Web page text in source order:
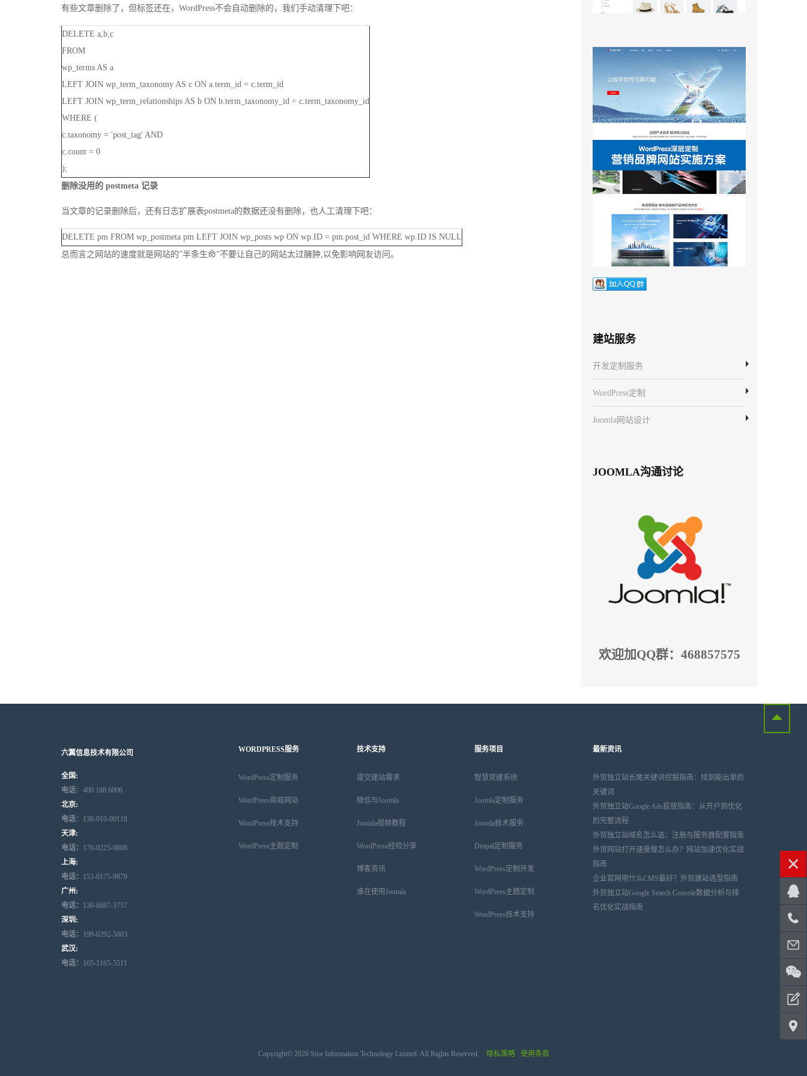
有些文章删除了，但标签还在，WordPress不会自动删除的，我们手动清理下吧：
DELETE a,b,c
FROM
wp_terms AS a
LEFT JOIN wp_term_taxonomy AS c ON a.term_id = c.term_id
LEFT JOIN wp_term_relationships AS b ON b.term_taxonomy_id = c.term_taxonomy_id
WHERE (
c.taxonomy = 'post_tag' AND
c.count = 0
);
删除没用的 postmeta 记录
当文章的记录删除后，还有日志扩展表postmeta的数据还没有删除，也人工清理下吧：
DELETE pm FROM wp_postmeta pm LEFT JOIN wp_posts wp ON wp.ID = pm.post_id WHERE wp.ID IS NULL
总而言之网站的速度就是网站的”半条生命”不要让自己的网站太过臃肿,以免影响网友访问。
建站服务
开发定制服务
WordPress定制
Joomla网站设计
JOOMLA沟通讨论
欢迎加QQ群：468857575
六翼信息技术有限公司
全国:
电话：400 188 6006
北京:
电话：130-010-00118
天津:
电话： 176-0225-9808
上海:
电话： 153-0175-9879
广州:
电话： 130-6887-3757
深圳:
电话： 199-0292-5003
武汉:
电话： 165-1165-5511
WORDPRESS服务
WordPress定制服务
WordPress商城网站
WordPress技术支持
WordPress主题定制
技术支持
提交建站需求
微信与Joomla
Joomla视频教程
WordPress经验分享
博客资讯
谁在使用Joomla
服务项目
智慧党建系统
Joomla定制服务
Joomla技术服务
Drupal定制服务
WordPress定制开发
WordPress主题定制
WordPress技术支持
最新资讯
外贸独立站长尾关键词挖掘指南：找到能出单的
关键词
外贸独立站Google Ads投放指南：从开户到优化
的完整流程
外贸独立站域名怎么选：注册与服务器配置指南
外贸网站打开速度慢怎么办？网站加速优化实战
指南
企业官网用什么CMS最好？外贸建站选型指南
外贸独立站Google Search Console数据分析与排
名优化实战指南
Copyright© 2026 Sixe Information Technology Limited. All Rights Reserved. 隐私策略 使用条款